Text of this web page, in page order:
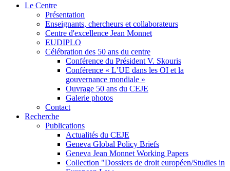
Le Centre
Présentation
Enseignants, chercheurs et collaborateurs
Centre d'excellence Jean Monnet
EUDIPLO
Célébration des 50 ans du centre
Conférence du Président V. Skouris
Conférence « L’UE dans les OI et la
gouvernance mondiale »
Ouvrage 50 ans du CEJE
Galerie photos
Contact
Recherche
Publications
Actualités du CEJE
Geneva Global Policy Briefs
Geneva Jean Monnet Working Papers
Collection "Dossiers de droit européen/Studies in